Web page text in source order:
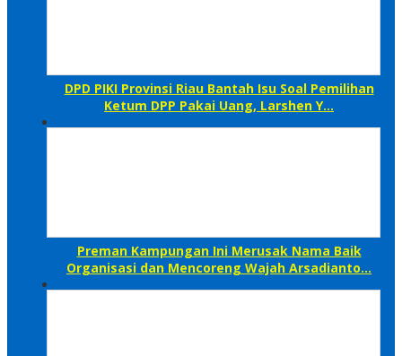
DPD PIKI Provinsi Riau Bantah Isu Soal Pemilihan
Ketum DPP Pakai Uang, Larshen Y…
Preman Kampungan Ini Merusak Nama Baik
Organisasi dan Mencoreng Wajah Arsadianto…